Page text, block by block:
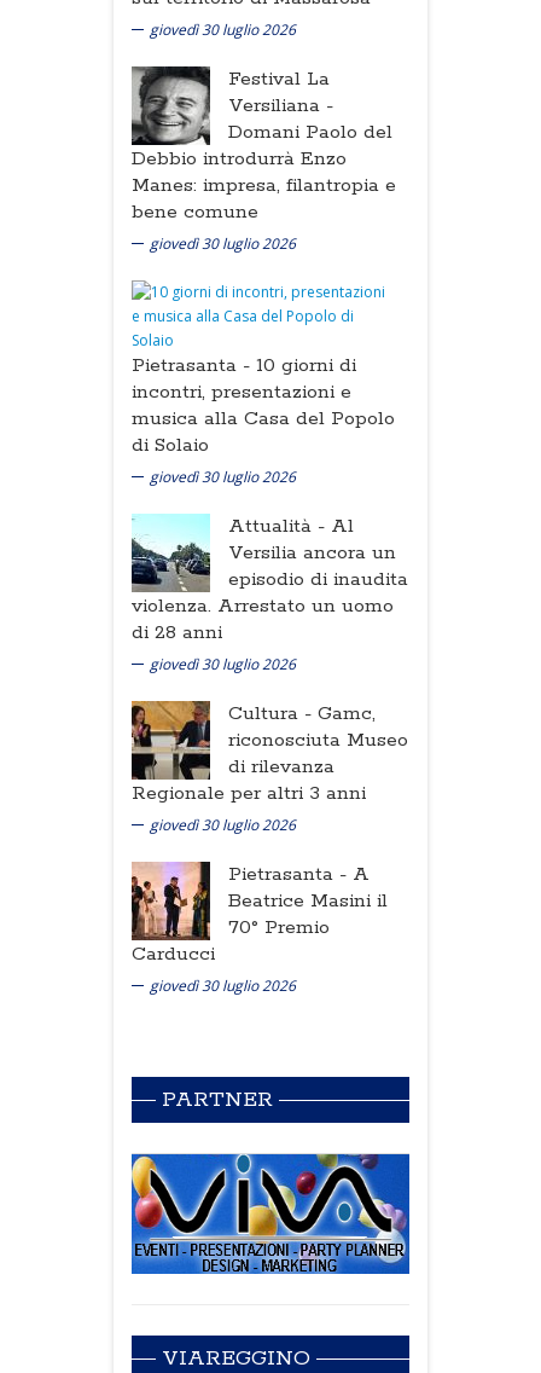
giovedì 30 luglio 2026
Festival La
Versiliana -
Domani Paolo del
Debbio introdurrà Enzo
Manes: impresa, filantropia e
bene comune
giovedì 30 luglio 2026
Pietrasanta - 10 giorni di
incontri, presentazioni e
musica alla Casa del Popolo
di Solaio
giovedì 30 luglio 2026
Attualità - Al
Versilia ancora un
episodio di inaudita
violenza. Arrestato un uomo
di 28 anni
giovedì 30 luglio 2026
Cultura - Gamc,
riconosciuta Museo
di rilevanza
Regionale per altri 3 anni
giovedì 30 luglio 2026
Pietrasanta - A
Beatrice Masini il
70° Premio
Carducci
giovedì 30 luglio 2026
PARTNER
VIAREGGINO